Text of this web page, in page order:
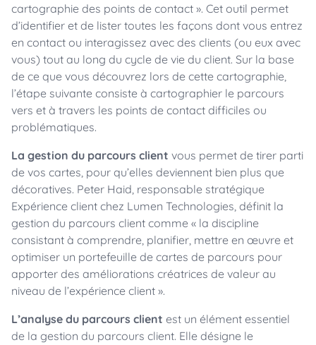
cartographie des points de contact ». Cet outil permet
d’identifier et de lister toutes les façons dont vous entrez
en contact ou interagissez avec des clients (ou eux avec
vous) tout au long du cycle de vie du client. Sur la base
de ce que vous découvrez lors de cette cartographie,
l’étape suivante consiste à cartographier le parcours
vers et à travers les points de contact difficiles ou
problématiques.
La gestion du parcours client vous permet de tirer parti
de vos cartes, pour qu’elles deviennent bien plus que
décoratives. Peter Haid, responsable stratégique
Expérience client chez Lumen Technologies, définit la
gestion du parcours client comme « la discipline
consistant à comprendre, planifier, mettre en œuvre et
optimiser un portefeuille de cartes de parcours pour
apporter des améliorations créatrices de valeur au
niveau de l’expérience client ».
L’analyse du parcours client est un élément essentiel
de la gestion du parcours client. Elle désigne le